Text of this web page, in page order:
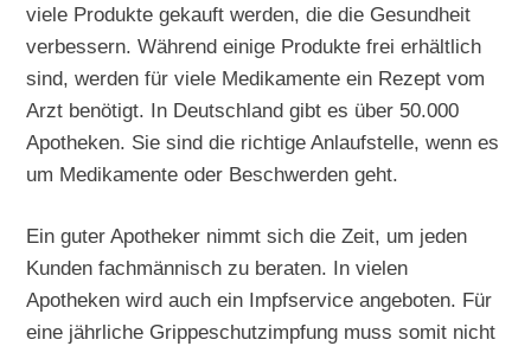
viele Produkte gekauft werden, die die Gesundheit
verbessern. Während einige Produkte frei erhältlich
sind, werden für viele Medikamente ein Rezept vom
Arzt benötigt. In Deutschland gibt es über 50.000
Apotheken. Sie sind die richtige Anlaufstelle, wenn es
um Medikamente oder Beschwerden geht.
Ein guter Apotheker nimmt sich die Zeit, um jeden
Kunden fachmännisch zu beraten. In vielen
Apotheken wird auch ein Impfservice angeboten. Für
eine jährliche Grippeschutzimpfung muss somit nicht